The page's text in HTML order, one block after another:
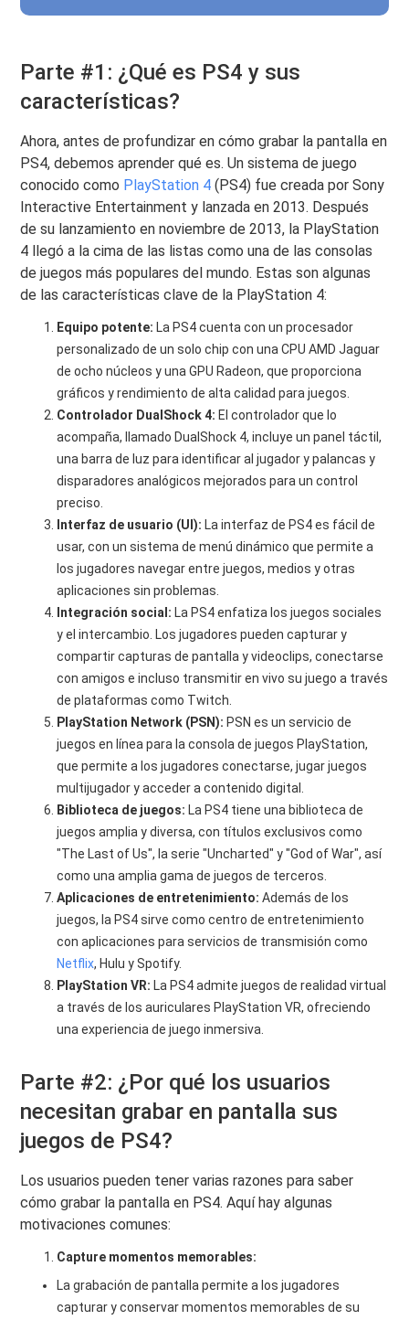
Parte #1: ¿Qué es PS4 y sus
características?
Ahora, antes de profundizar en cómo grabar la pantalla en
PS4, debemos aprender qué es. Un sistema de juego
conocido como PlayStation 4 (PS4) fue creada por Sony
Interactive Entertainment y lanzada en 2013. Después
de su lanzamiento en noviembre de 2013, la PlayStation
4 llegó a la cima de las listas como una de las consolas
de juegos más populares del mundo. Estas son algunas
de las características clave de la PlayStation 4:
Equipo potente: La PS4 cuenta con un procesador
personalizado de un solo chip con una CPU AMD Jaguar
de ocho núcleos y una GPU Radeon, que proporciona
gráficos y rendimiento de alta calidad para juegos.
Controlador DualShock 4: El controlador que lo
acompaña, llamado DualShock 4, incluye un panel táctil,
una barra de luz para identificar al jugador y palancas y
disparadores analógicos mejorados para un control
preciso.
Interfaz de usuario (UI): La interfaz de PS4 es fácil de
usar, con un sistema de menú dinámico que permite a
los jugadores navegar entre juegos, medios y otras
aplicaciones sin problemas.
Integración social: La PS4 enfatiza los juegos sociales
y el intercambio. Los jugadores pueden capturar y
compartir capturas de pantalla y videoclips, conectarse
con amigos e incluso transmitir en vivo su juego a través
de plataformas como Twitch.
PlayStation Network (PSN): PSN es un servicio de
juegos en línea para la consola de juegos PlayStation,
que permite a los jugadores conectarse, jugar juegos
multijugador y acceder a contenido digital.
Biblioteca de juegos: La PS4 tiene una biblioteca de
juegos amplia y diversa, con títulos exclusivos como
"The Last of Us", la serie "Uncharted" y "God of War", así
como una amplia gama de juegos de terceros.
Aplicaciones de entretenimiento: Además de los
juegos, la PS4 sirve como centro de entretenimiento
con aplicaciones para servicios de transmisión como
Netflix, Hulu y Spotify.
PlayStation VR: La PS4 admite juegos de realidad virtual
a través de los auriculares PlayStation VR, ofreciendo
una experiencia de juego inmersiva.
Parte #2: ¿Por qué los usuarios
necesitan grabar en pantalla sus
juegos de PS4?
Los usuarios pueden tener varias razones para saber
cómo grabar la pantalla en PS4. Aquí hay algunas
motivaciones comunes:
Capture momentos memorables:
La grabación de pantalla permite a los jugadores
capturar y conservar momentos memorables de su